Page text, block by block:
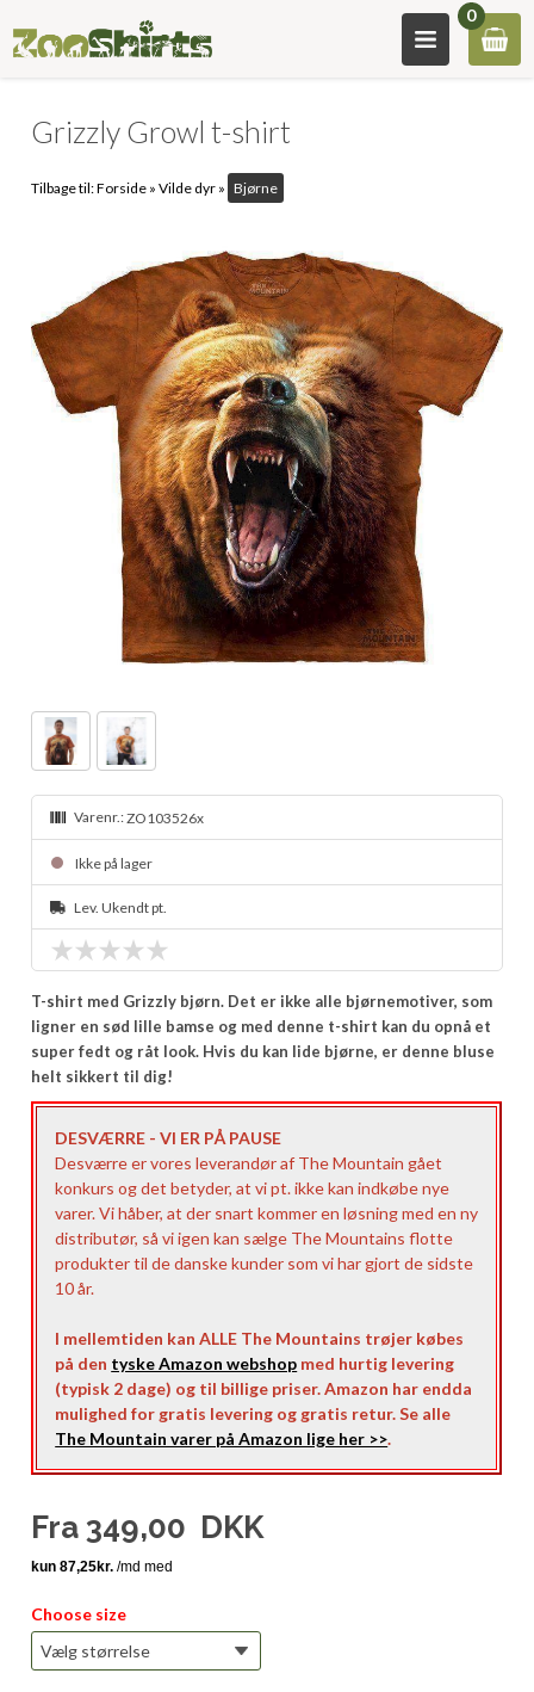
0
Grizzly Growl t-shirt
Tilbage til:Forside »Vilde dyr » Bjørne
Varenr.:ZO103526x
Ikke på lager
Lev. Ukendt pt.
T-shirt med Grizzly bjørn. Det er ikke alle bjørnemotiver, som
ligner en sød lille bamse og med denne t-shirt kan du opnå et
super fedt og råt look. Hvis du kan lide bjørne, er denne bluse
helt sikkert til dig!
DESVÆRRE - VI ER PÅ PAUSE
Desværre er vores leverandør af The Mountain gået
konkurs og det betyder, at vi pt. ikke kan indkøbe nye
varer. Vi håber, at der snart kommer en løsning med en ny
distributør, så vi igen kan sælge The Mountains flotte
produkter til de danske kunder som vi har gjort de sidste
10 år.
I mellemtiden kan ALLE The Mountains trøjer købes
på den tyske Amazon webshop med hurtig levering
(typisk 2 dage) og til billige priser. Amazon har endda
mulighed for gratis levering og gratis retur. Se alle
The Mountain varer på Amazon lige her >>.
Fra 349,00 DKK
Choose size